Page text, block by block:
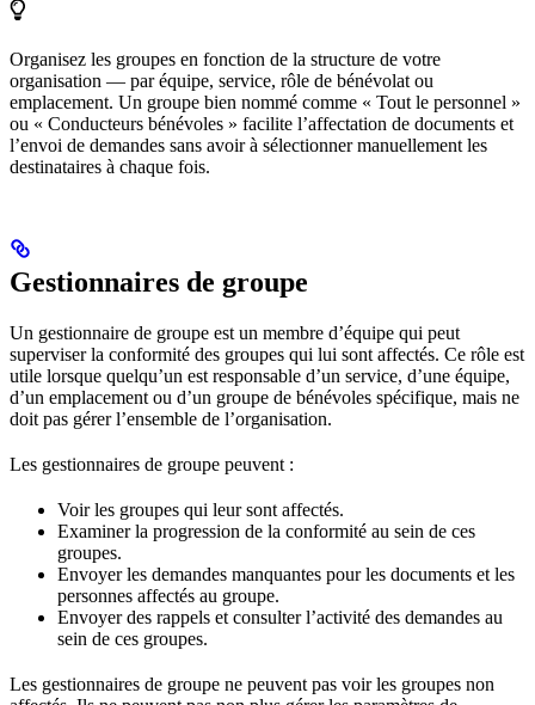
Organisez les groupes en fonction de la structure de votre
organisation — par équipe, service, rôle de bénévolat ou
emplacement. Un groupe bien nommé comme « Tout le personnel »
ou « Conducteurs bénévoles » facilite l’affectation de documents et
l’envoi de demandes sans avoir à sélectionner manuellement les
destinataires à chaque fois.
Gestionnaires de groupe
Un gestionnaire de groupe est un membre d’équipe qui peut
superviser la conformité des groupes qui lui sont affectés. Ce rôle est
utile lorsque quelqu’un est responsable d’un service, d’une équipe,
d’un emplacement ou d’un groupe de bénévoles spécifique, mais ne
doit pas gérer l’ensemble de l’organisation.
Les gestionnaires de groupe peuvent :
Voir les groupes qui leur sont affectés.
Examiner la progression de la conformité au sein de ces
groupes.
Envoyer les demandes manquantes pour les documents et les
personnes affectés au groupe.
Envoyer des rappels et consulter l’activité des demandes au
sein de ces groupes.
Les gestionnaires de groupe ne peuvent pas voir les groupes non